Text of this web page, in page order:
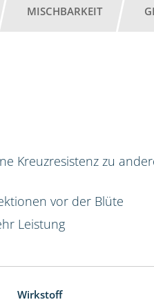
MISCHBARKEIT
Kreuzresistenz zu
vor der Blüte
Leistung
Wirkstoff